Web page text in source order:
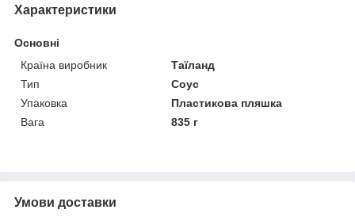
Характеристики
Основні
Країна виробник
Таїланд
Тип
Соус
Упаковка
Пластикова пляшка
Вага
835 г
Умови доставки